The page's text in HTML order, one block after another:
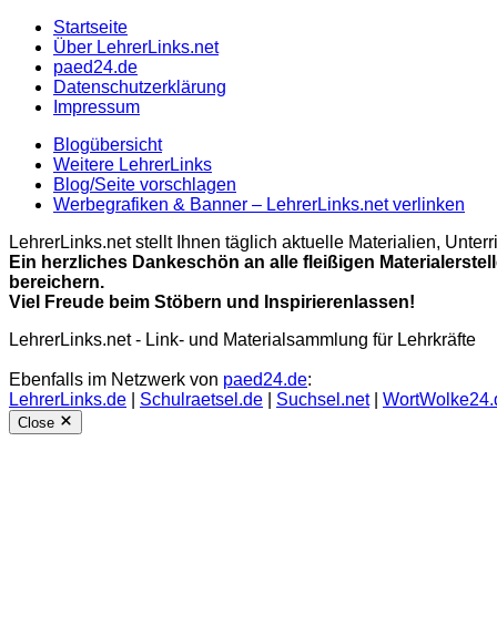
Startseite
Über LehrerLinks.net
paed24.de
Datenschutzerklärung
Impressum
Blogübersicht
Weitere LehrerLinks
Blog/Seite vorschlagen
Werbegrafiken & Banner – LehrerLinks.net verlinken
LehrerLinks.net stellt Ihnen täglich aktuelle Materialien,
Ein herzliches Dankeschön an alle fleißigen
bereichern.
Viel Freude beim Stöbern und Inspirierenlassen!
LehrerLinks.net - Link- und Materialsammlung für Lehrkräfte
Ebenfalls im Netzwerk von paed24.de:
LehrerLinks.de
Schulraetsel.de Suchsel.net|
Close